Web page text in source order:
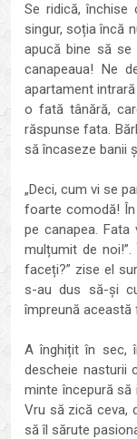
Se ridică,
singur, soția încă
apucă bine să se
canapeaua! Ne
apartament
o fată tânără,
răspunse fata.
să încaseze banii
„Deci, cum vi se
foarte comodă!
pe canapea.
mulțumit de
faceți?” zise el
s-au dus să-și
împreună această
A înghițit în sec,
descheie nasturii
minte începură să
Vru să zică ceva,
să îl sărute